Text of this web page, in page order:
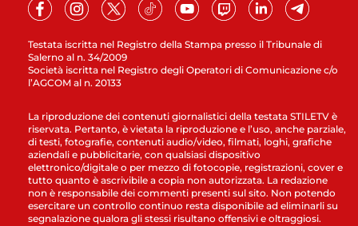
Testata iscritta nel Registro della Stampa presso il Tribunale di
Salerno al n. 34/2009
Società iscritta nel Registro degli Operatori di Comunicazione c/o
l’AGCOM al n. 20133
La riproduzione dei contenuti giornalistici della testata STILETV è
riservata. Pertanto, è vietata la riproduzione e l’uso, anche parziale,
di testi, fotografie, contenuti audio/video, filmati, loghi, grafiche
aziendali e pubblicitarie, con qualsiasi dispositivo
elettronico/digitale o per mezzo di fotocopie, registrazioni, cover e
tutto quanto è ascrivibile a copia non autorizzata. La redazione
non è responsabile dei commenti presenti sul sito. Non potendo
esercitare un controllo continuo resta disponibile ad eliminarli su
segnalazione qualora gli stessi risultano offensivi e oltraggiosi.